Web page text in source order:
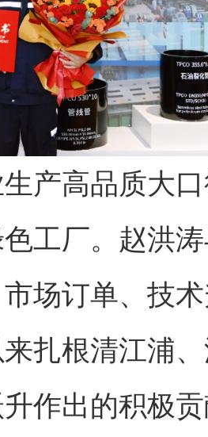
产高品质大
工厂。赵洪
场订单、技
扎根清江浦、
作出的积极